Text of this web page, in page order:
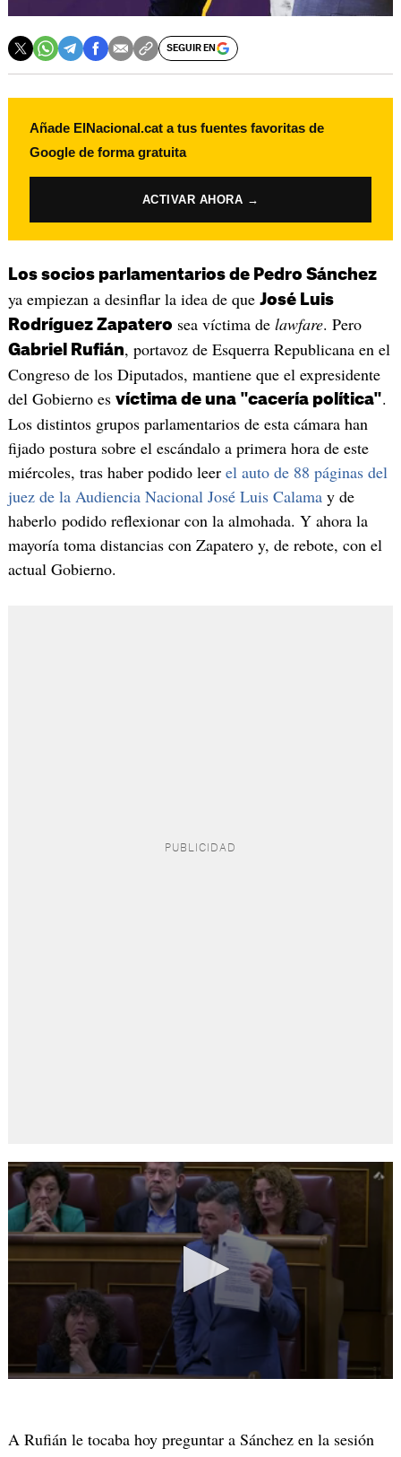
SEGUIR EN
Añade ElNacional.cat a tus fuentes favoritas de
Google de forma gratuita
ACTIVAR AHORA →
Los socios parlamentarios de Pedro Sánchez
ya empiezan a desinflar la idea de que José Luis
Rodríguez Zapatero sea víctima de lawfare. Pero
Gabriel Rufián, portavoz de Esquerra Republicana en el
Congreso de los Diputados, mantiene que el expresidente
del Gobierno es víctima de una "cacería política".
Los distintos grupos parlamentarios de esta cámara han
fijado postura sobre el escándalo a primera hora de este
miércoles, tras haber podido leer el auto de 88 páginas del
juez de la Audiencia Nacional José Luis Calamay de
haberlo podido reflexionar con la almohada. Y ahora la
mayoría toma distancias con Zapatero y, de rebote, con el
actual Gobierno.
A Rufián le tocaba hoy preguntar a Sánchez en la sesión